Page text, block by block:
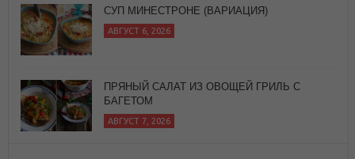
СУП МИНЕСТРОНЕ (ВАРИАЦИЯ)
АВГУСТ 6, 2026
ПРЯНЫЙ САЛАТ ИЗ ОВОЩЕЙ ГРИЛЬ С
БАГЕТОМ
АВГУСТ 7, 2026